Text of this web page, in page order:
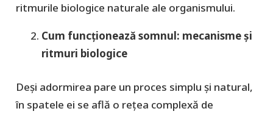
ritmurile biologice naturale ale organismului.
Cum funcționează somnul: mecanisme și
ritmuri biologice
Deși adormirea pare un proces simplu și natural,
în spatele ei se află o rețea complexă de